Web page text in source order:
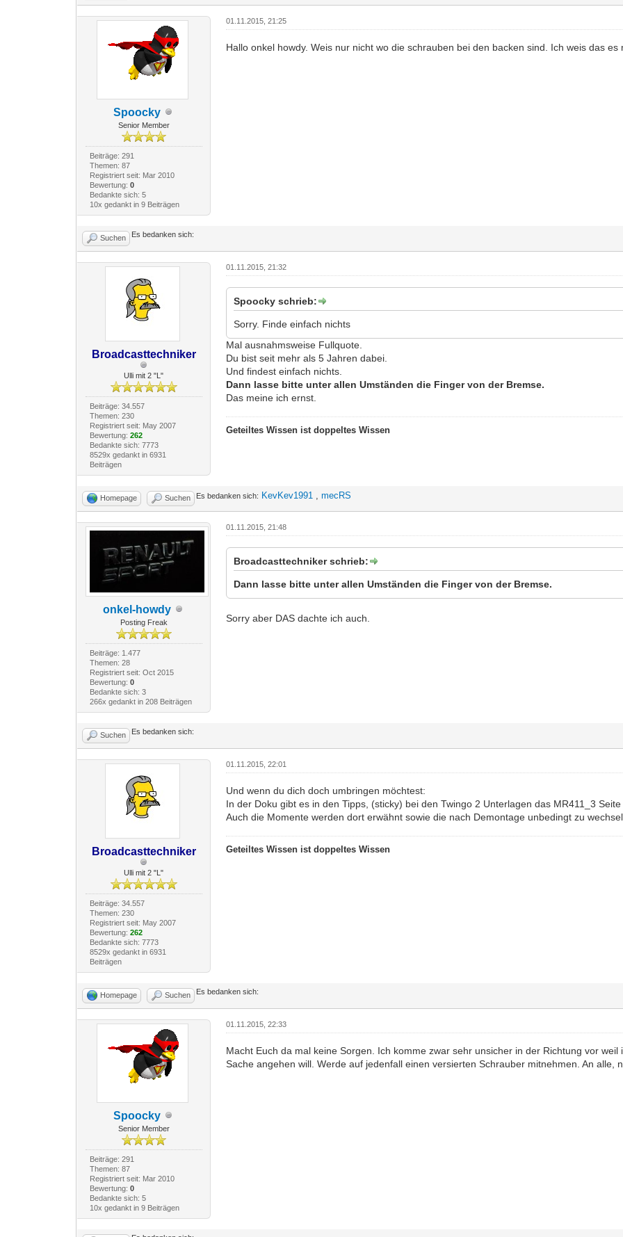
Spoocky
Senior Member
Beiträge: 291
Themen: 87
Registriert seit: Mar 2010
Bewertung: 0
Bedankte sich: 5
10x gedankt in 9 Beiträgen
01.11.2015, 21:25
Hallo onkel howdy. Weis nur nicht wo die schrauben bei den backen sind. Ich weis das
Suchen Es bedanken sich:
Broadcasttechniker
Ulli mit 2 "L"
Beiträge: 34.557
Themen: 230
Registriert seit: May 2007
Bewertung: 262
Bedankte sich: 7773
8529x gedankt in 6931
Beiträgen
01.11.2015, 21:32
Spoocky schrieb:
Sorry. Finde einfach nichts
Mal ausnahmsweise Fullquote.
Du bist seit mehr als 5 Jahren dabei.
Und findest einfach nichts.
Dann lasse bitte unter allen Umständen die Finger von der Bremse.
Das meine ich ernst.
Geteiltes Wissen ist doppeltes Wissen
Homepage Suchen Es bedanken sich: KevKev1991 ,mecRS
onkel-howdy
Posting Freak
Beiträge: 1.477
Themen: 28
Registriert seit: Oct 2015
Bewertung: 0
Bedankte sich: 3
266x gedankt in 208 Beiträgen
01.11.2015, 21:48
Broadcasttechniker schrieb:
Dann lasse bitte unter allen Umständen die Finger von der Bremse.
Sorry aber DAS dachte ich auch.
Suchen Es bedanken sich:
Broadcasttechniker
Ulli mit 2 "L"
Beiträge: 34.557
Themen: 230
Registriert seit: May 2007
Bewertung: 262
Bedankte sich: 7773
8529x gedankt in 6931
Beiträgen
01.11.2015, 22:01
Und wenn du dich doch umbringen möchtest:
In der Doku gibt es in den Tipps, (sticky) bei den Twingo 2 Unterlagen das MR411_3 Seite
Auch die Momente werden dort erwähnt sowie die nach Demontage unbedingt zu
Geteiltes Wissen ist doppeltes Wissen
Homepage Suchen Es bedanken sich:
Spoocky
Senior Member
Beiträge: 291
Themen: 87
Registriert seit: Mar 2010
Bewertung: 0
Bedankte sich: 5
10x gedankt in 9 Beiträgen
01.11.2015, 22:33
Macht Euch da mal keine Sorgen. Ich komme zwar sehr unsicher in der Richtung vor
Sache angehen will. Werde auf jedenfall einen versierten Schrauber mitnehmen. An alle,